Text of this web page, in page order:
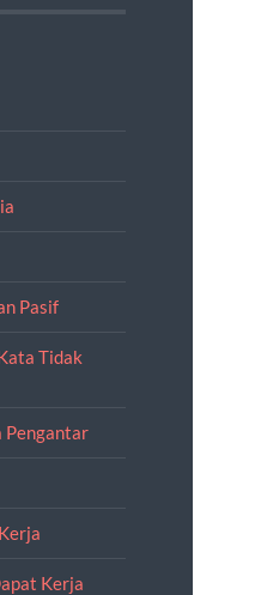
Pasif
Tidak
Pengantar
Kerja